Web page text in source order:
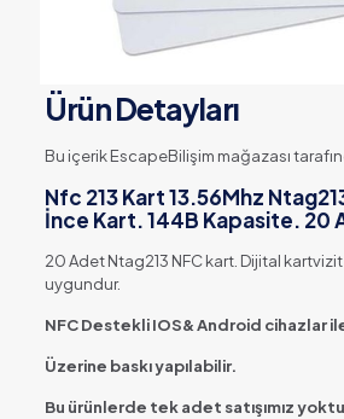
Ürün Detayları
Bu içerik EscapeBilişim mağazası
Nfc 213 Kart 13.56Mhz
İnce Kart. 144B Kapasite. 20
20 Adet Ntag213 NFC kart. Dijital
uygundur.
NFC Destekli IOS& Android cihazlar
Üzerine baskı yapılabilir.
Bu ürünlerde tek adet satışımız